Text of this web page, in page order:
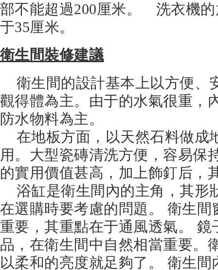
部不能超過200厘米。 洗衣機
于35厘米。
衛生間裝修建議
衛生間的設計基本上以方便、
觀得體為主。由于的水氣很重，
防水物料為主。
在地板方面，以天然石料做成
用。大型瓷磚清洗方便，容易保
的實用價值甚高，加上飾釘后，
浴缸是衛生間內的主角，其形
在選購時要考慮的問題。 衛生
重要，其重點在于通風透氣。
品，在衛生間中自然相當重要。
以柔和的亮度就足夠了。 衛生